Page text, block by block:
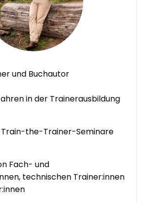
und Buchautor
in der Trainerausbildung
Train-the-Trainer-Seminare
Fach- und
technischen Trainer:innen